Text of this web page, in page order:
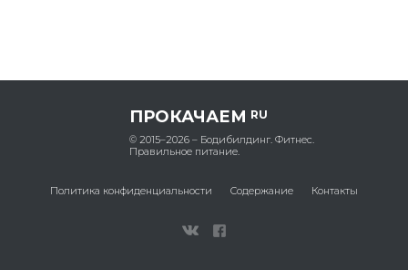
ПРОКАЧАЕМ RU
© 2015–2026 – Бодибилдинг. Фитнес.
Правильное питание.
Политика конфиденциальности Содержание Контакты